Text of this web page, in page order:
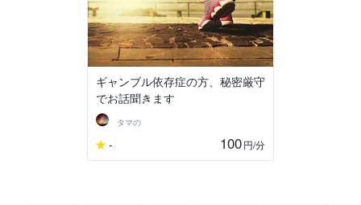
ギャンブル依存症の方、秘密厳守
でお話聞きます
タマの
- 100円/分